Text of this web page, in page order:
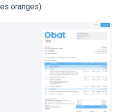
oranges).